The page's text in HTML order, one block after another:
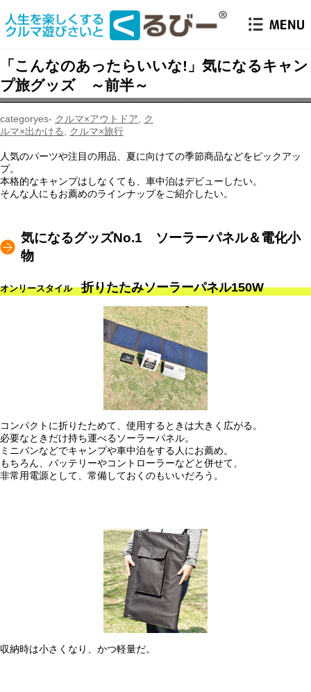
「こんなのあったらいいな!」気になるキャン
プ旅グッズ ～前半～
クルマ×アウトドア
ク
ルマ×出かける
クルマ×旅行
人気のパーツや注目の用品、夏に向けての季節商品などをピックアッ
プ。
本格的なキャンプはしなくても、車中泊はデビューしたい。
そんな人にもお薦めのラインナップをご紹介したい。
気になるグッズNo.1 ソーラーパネル＆電化小
物
オンリースタイル折りたたみソーラーパネル150W
コンパクトに折りたためて、使用するときは大きく広がる。
必要なときだけ持ち運べるソーラーパネル。
ミニバンなどでキャンプや車中泊をする人にお薦め。
もちろん、バッテリーやコントローラーなどと併せて、
非常用電源として、常備しておくのもいいだろう。
収納時は小さくなり、かつ軽量だ。